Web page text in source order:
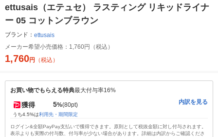
ettusais（エテュセ） ラスティング リキッドライナ
ー 05 コットンブラウン
ブランド： ettusais
メーカー希望小売価格： 1,760円（税込）
1,760円 （税込）
お買い物でもらえる特典最大付与率16%
獲得 5%(80pt)
うち4.5%は利用先・期間限定
内訳を見る
ログイン&全額PayPay支払いで獲得できます。原則として税抜金額に対し付与されます。
表示よりも実際の付与数、付与率が少ない場合があります。詳細は内訳からご確認くださ